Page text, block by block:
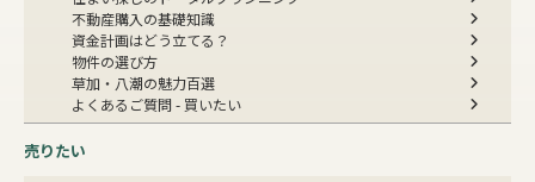
不動産購入の基礎知識
資金計画はどう立てる？
物件の選び方
草加・八潮の魅力百選
よくあるご質問 - 買いたい
売りたい